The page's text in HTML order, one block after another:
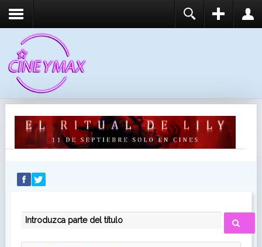
RECUÉRDEME
IDENTIFICARSE
INTRODUZCA PARTE DEL TÍTULO